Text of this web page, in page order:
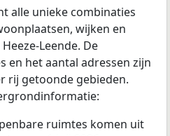
alle unieke combinaties
wijken en
Leende. De
en het aantal adressen zijn
rij getoonde gebieden.
ruimtes komen uit